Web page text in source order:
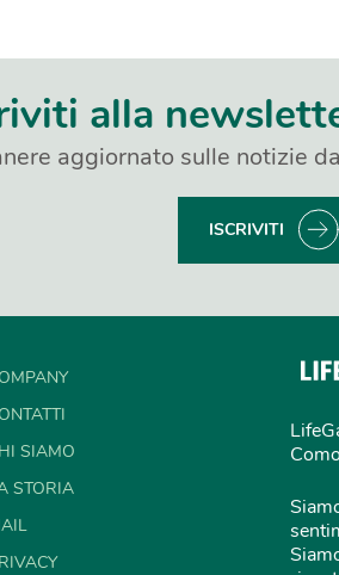
alla
aggiornato sulle notizie
ISCRIVITI
SIAMO
STORIA